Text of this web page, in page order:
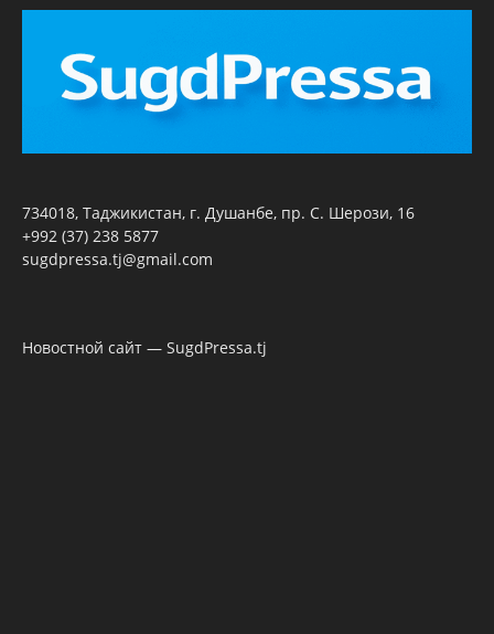
734018, Таджикистан, г. Душанбе, пр. С. Шерози, 16
+992 (37) 238 5877
sugdpressa.tj@gmail.com
Новостной сайт — SugdPressa.tj